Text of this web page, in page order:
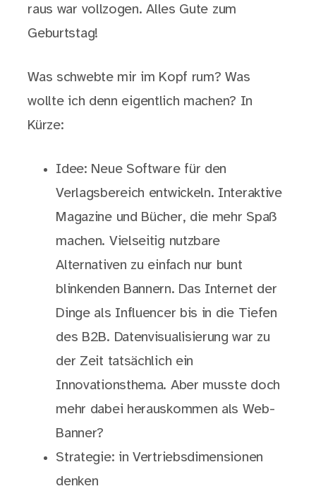
raus war vollzogen. Alles Gute zum
Geburtstag!
Was schwebte mir im Kopf rum? Was
wollte ich denn eigentlich machen? In
Kürze:
Idee: Neue Software für den
Verlagsbereich entwickeln. Interaktive
Magazine und Bücher, die mehr Spaß
machen. Vielseitig nutzbare
Alternativen zu einfach nur bunt
blinkenden Bannern. Das Internet der
Dinge als Influencer bis in die Tiefen
des B2B. Datenvisualisierung war zu
der Zeit tatsächlich ein
Innovationsthema. Aber musste doch
mehr dabei herauskommen als Web-
Banner?
Strategie: in Vertriebsdimensionen
denken